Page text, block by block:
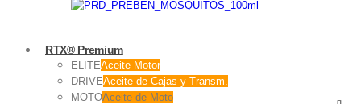
RTX® Premium
ELITEAceite Motor
DRIVEAceite de Cajas y Transm.
MOTOAceite de Moto